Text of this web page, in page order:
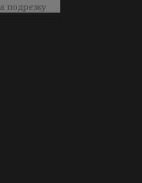
подрезку